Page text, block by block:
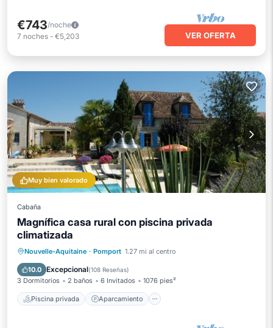
€743/noche
7 noches - €5,203 VER OFERTA
Muy bien valorado
Cabaña
Magnífica casa rural con piscina privada
climatizada
Nouvelle-Aquitaine · Pomport 1.27 mi al centro
10.0 Excepcional(108 Reseñas)
3 Dormitorios 2 baños 6 Invitados 1076 pies²
Piscina privada Aparcamiento
Piscina privada
Aparcamiento
Piscina
Vista al mar